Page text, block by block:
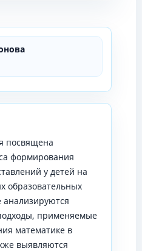
посвящена
формирования
у детей на
образовательных
анализируются
применяемые
математике в
выявляются